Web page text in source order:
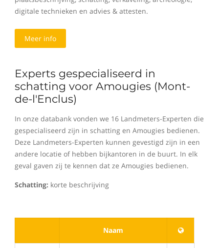
digitale technieken en advies & attesten.
Meer info
Experts gespecialiseerd in
schatting voor Amougies (Mont-
de-l'Enclus)
In onze databank vonden we 16 Landmeters-Experten die
gespecialiseerd zijn in schatting en Amougies bedienen.
Deze Landmeters-Experten kunnen gevestigd zijn in een
andere locatie of hebben bijkantoren in de buurt. In elk
geval gaven zij te kennen dat ze Amougies bedienen.
Schatting: korte beschrijving
Naam